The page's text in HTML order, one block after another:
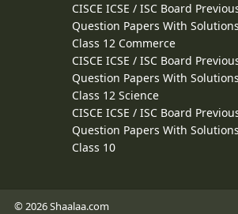
CISCE ICSE / ISC Board
Question Papers With
Class 12 Commerce
CISCE ICSE / ISC Board
Question Papers With
Class 12 Science
CISCE ICSE / ISC Board
Question Papers With
Class 10
© 2026 Shaalaa.com